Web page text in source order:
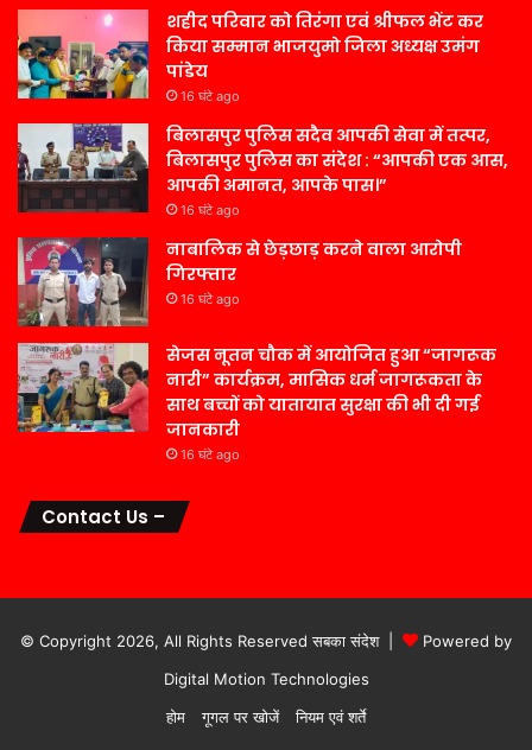
शहीद परिवार को तिरंगा एवं श्रीफल भेंट कर
किया सम्मान भाजयुमो जिला अध्यक्ष उमंग
पांडेय
16 घंटे ago
बिलासपुर पुलिस सदैव आपकी सेवा में तत्पर,
बिलासपुर पुलिस का संदेश : “आपकी एक आस,
आपकी अमानत, आपके पास।”
16 घंटे ago
नाबालिक से छेड़छाड़ करने वाला आरोपी
गिरफ्तार
16 घंटे ago
सेजस नूतन चौक में आयोजित हुआ “जागरूक
नारी” कार्यक्रम, मासिक धर्म जागरूकता के
साथ बच्चों को यातायात सुरक्षा की भी दी गई
जानकारी
16 घंटे ago
Contact Us –
© Copyright 2026, All Rights Reserved सबका संदेश |
Powered by
Digital Motion Technologies
होम
गूगल पर खोजें नियम एवं शर्ते